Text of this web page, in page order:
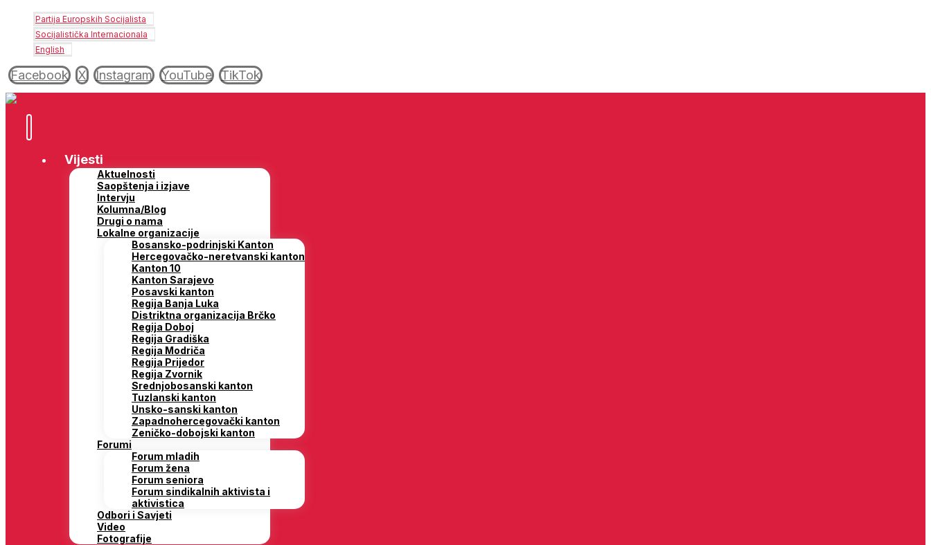
Partija Europskih Socijalista
Socijalistička Internacionala
English
Facebook X Instagram YouTube TikTok
Vijesti
Aktuelnosti
Saopštenja i izjave
Intervju
Kolumna/Blog
Drugi o nama
Lokalne organizacije
Bosansko-podrinjski Kanton
Hercegovačko-neretvanski kanton
Kanton 10
Kanton Sarajevo
Posavski kanton
Regija Banja Luka
Distriktna organizacija Brčko
Regija Doboj
Regija Gradiška
Regija Modriča
Regija Prijedor
Regija Zvornik
Srednjobosanski kanton
Tuzlanski kanton
Unsko-sanski kanton
Zapadnohercegovački kanton
Zeničko-dobojski kanton
Forumi
Forum mladih
Forum žena
Forum seniora
Forum sindikalnih aktivista i
aktivistica
Odbori i Savjeti
Video
Fotografije